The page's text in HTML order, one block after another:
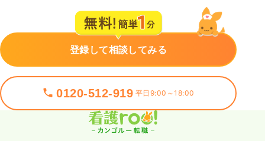
登録して相談してみる
0120-512-919 平日9:00～18:00